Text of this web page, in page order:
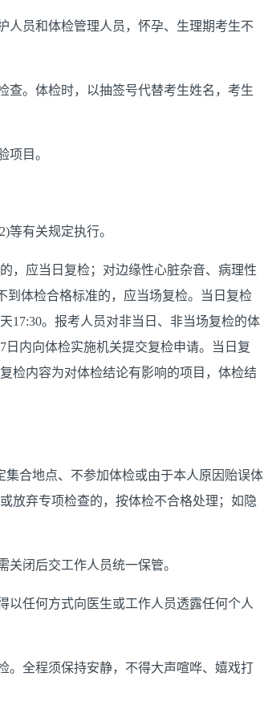
人员和体检管理人员，怀孕、生理期考生不
查。体检时，以抽签号代替考生姓名，考生
项目。
2)等有关规定执行。
，应当日复检；对边缘性心脏杂音、病理性
到体检合格标准的，应当场复检。当日复检
17:30。报考人员对非当日、非当场复检的体
7 日内向体检实施机关提交复检申请。当日复
检内容为对体检结论有影响的项目，体检结
集合地点、不参加体检或由于本人原因贻误体
放弃专项检查的，按体检不合格处理；如隐
闭后交工作人员统一保管。
以任何方式向医生或工作人员透露任何个人
。全程须保持安静，不得大声喧哗、嬉戏打